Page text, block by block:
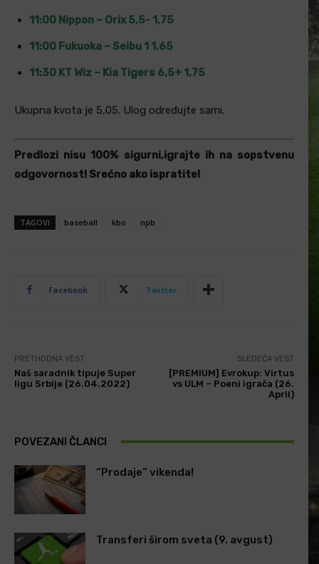
11:00 Nippon – Orix 5,5- 1,75
11:00 Fukuoka – Seibu 1 1.65
11:30 KT Wiz – Kia Tigers 6,5+ 1,75
Ukupna kvota je 5,05. Ulog određujte sami.
Predlozi nisu 100% sigurni,igrajte ih na sopstvenu
odgovornost! Srećno ako ispratite!
TAGOVI baseball kbo npb
Facebook Twitter
PRETHODNA VEST
Naš saradnik tipuje Super
ligu Srbije (26.04.2022)
SLEDEĆA VEST
[PREMIUM] Evrokup: Virtus
vs ULM – Poeni igrača (26.
April)
POVEZANI ČLANCI
“Prodaje” vikenda!
Transferi širom sveta (9. avgust)